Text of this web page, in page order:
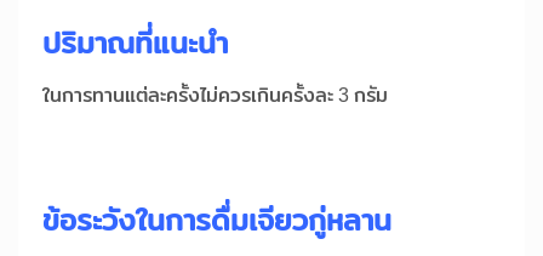
ปริมาณที่แนะนำ
ในการทานแต่ละครั้งไม่ควรเกินครั้งละ 3 กรัม
ข้อระวังในการดื่มเจียวกู่หลาน